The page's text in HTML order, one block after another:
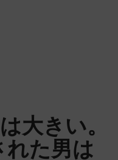
大きい。
た男は